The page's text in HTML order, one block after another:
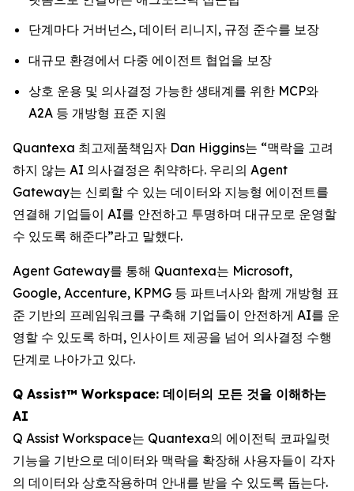
단계마다 거버넌스, 데이터 리니지, 규정 준수를 보장
대규모 환경에서 다중 에이전트 협업을 보장
상호 운용 및 의사결정 가능한 생태계를 위한 MCP와
A2A 등 개방형 표준 지원
Quantexa 최고제품책임자 Dan Higgins는 “맥락을 고려
하지 않는 AI 의사결정은 취약하다. 우리의 Agent
Gateway는 신뢰할 수 있는 데이터와 지능형 에이전트를
연결해 기업들이 AI를 안전하고 투명하며 대규모로 운영할
수 있도록 해준다”라고 말했다.
Agent Gateway를 통해 Quantexa는 Microsoft,
Google, Accenture, KPMG 등 파트너사와 함께 개방형 표
준 기반의 프레임워크를 구축해 기업들이 안전하게 AI를 운
영할 수 있도록 하며, 인사이트 제공을 넘어 의사결정 수행
단계로 나아가고 있다.
Q Assist™ Workspace: 데이터의 모든 것을 이해하는
AI
Q Assist Workspace는 Quantexa의 에이전틱 코파일럿
기능을 기반으로 데이터와 맥락을 확장해 사용자들이 각자
의 데이터와 상호작용하며 안내를 받을 수 있도록 돕는다.